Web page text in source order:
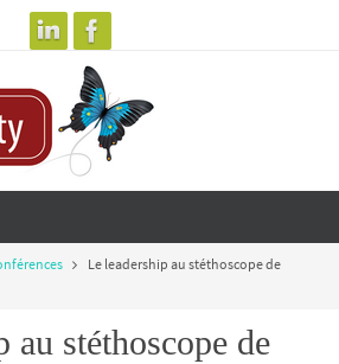
Le leadership au stéthoscope de
au stéthoscope de